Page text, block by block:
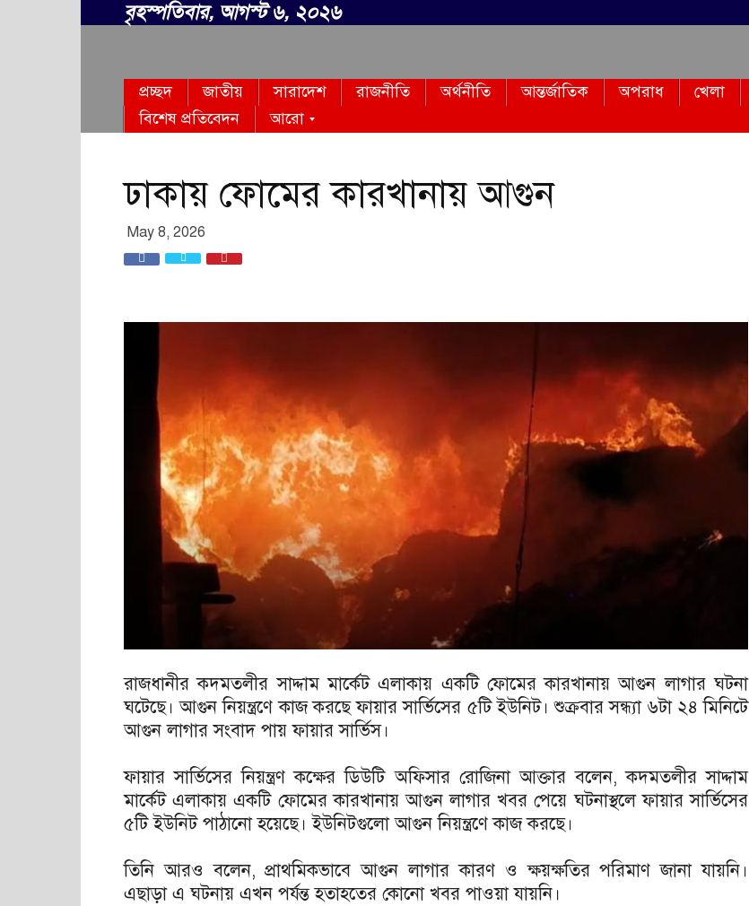
বৃহস্পতিবার, আগস্ট ৬, ২০২৬
বাংলা
প্রচ্ছদ জাতীয় সারাদেশ রাজনীতি অর্থনীতি আন্তর্জাতিক অপরাধ খেলা
বিশেষ প্রতিবেদন
আরো
ঢাকায় ফোমের কারখানায় আগুন
May 8, 2026
রাজধানীর কদমতলীর সাদ্দাম মার্কেট এলাকায় একটি ফোমের কারখানায় আগুন লাগার ঘটনা
ঘটেছে। আগুন নিয়ন্ত্রণে কাজ করছে ফায়ার সার্ভিসের ৫টি ইউনিট। শুক্রবার সন্ধ্যা ৬টা ২৪ মিনিটে
আগুন লাগার সংবাদ পায় ফায়ার সার্ভিস।
ফায়ার সার্ভিসের নিয়ন্ত্রণ কক্ষের ডিউটি অফিসার রোজিনা আক্তার বলেন, কদমতলীর সাদ্দাম
মার্কেট এলাকায় একটি ফোমের কারখানায় আগুন লাগার খবর পেয়ে ঘটনাস্থলে ফায়ার সার্ভিসের
৫টি ইউনিট পাঠানো হয়েছে। ইউনিটগুলো আগুন নিয়ন্ত্রণে কাজ করছে।
তিনি আরও বলেন, প্রাথমিকভাবে আগুন লাগার কারণ ও ক্ষয়ক্ষতির পরিমাণ জানা যায়নি।
এছাড়া এ ঘটনায় এখন পর্যন্ত হতাহতের কোনো খবর পাওয়া যায়নি।